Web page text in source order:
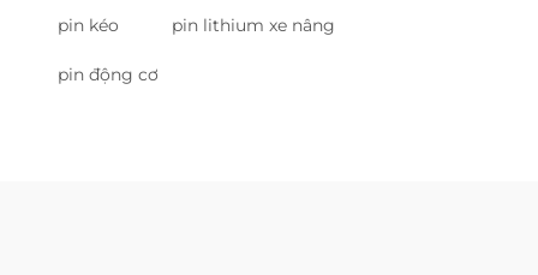
pin kéo pin lithium xe nâng
pin động cơ